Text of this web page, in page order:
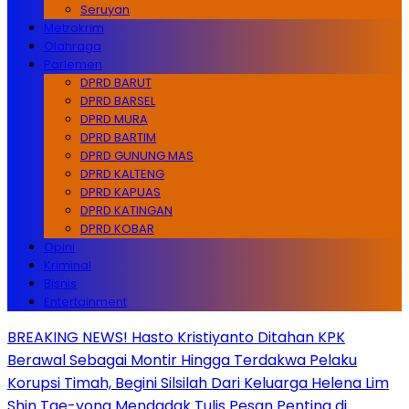
Seruyan
Metrokrim
Olahraga
Parlemen
DPRD BARUT
DPRD BARSEL
DPRD MURA
DPRD BARTIM
DPRD GUNUNG MAS
DPRD KALTENG
DPRD KAPUAS
DPRD KATINGAN
DPRD KOBAR
Opini
Kriminal
Bisnis
Entertainment
BREAKING NEWS! Hasto Kristiyanto Ditahan KPK
Berawal Sebagai Montir Hingga Terdakwa Pelaku
Korupsi Timah, Begini Silsilah Dari Keluarga Helena Lim